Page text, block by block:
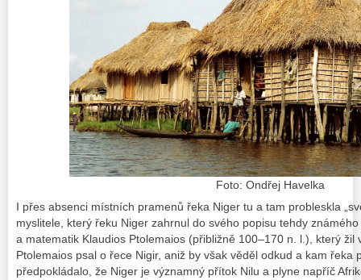
Foto: Ondřej Havelka
I přes absenci místních pramenů řeka Niger tu a tam probleskla
myslitele, který řeku Niger zahrnul do svého popisu tehdy
a matematik Klaudios Ptolemaios (přibližně 100–170 n. l.), který žil
Ptolemaios psal o řece Nigir, aniž by však věděl odkud a kam řeka
předpokládalo, že Niger je významný přítok Nilu a plyne napříč